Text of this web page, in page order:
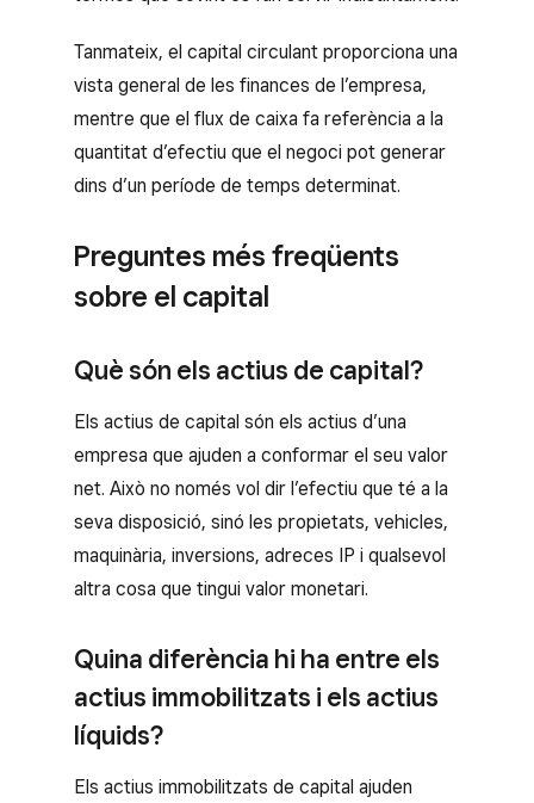
Tanmateix, el capital circulant proporciona una
vista general de les finances de l’empresa,
mentre que el flux de caixa fa referència a la
quantitat d’efectiu que el negoci pot generar
dins d’un període de temps determinat.
Preguntes més freqüents
sobre el capital
Què són els actius de capital?
Els actius de capital són els actius d’una
empresa que ajuden a conformar el seu valor
net. Això no només vol dir l’efectiu que té a la
seva disposició, sinó les propietats, vehicles,
maquinària, inversions, adreces IP i qualsevol
altra cosa que tingui valor monetari.
Quina diferència hi ha entre els
actius immobilitzats i els actius
líquids?
Els actius immobilitzats de capital ajuden